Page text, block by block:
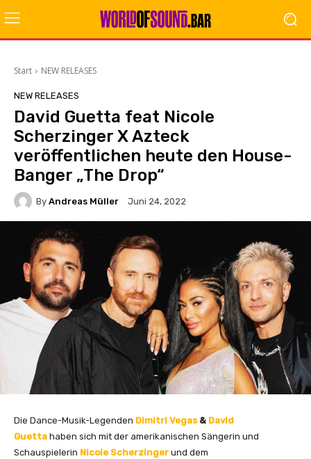
Start NEW RELEASES
NEW RELEASES
David Guetta feat Nicole
Scherzinger X Azteck
veröffentlichen heute den House-
Banger „The Drop“
By Andreas Müller Juni 24, 2022
Die Dance-Musik-Legenden Dimitri Vegas& David
Guetta haben sich mit der amerikanischen Sängerin und
Schauspielerin Nicole Scherzinger und dem